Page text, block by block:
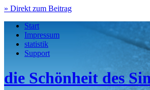
» Direkt zum Beitrag
Start
Impressum
statistik
Support
die Schönheit des